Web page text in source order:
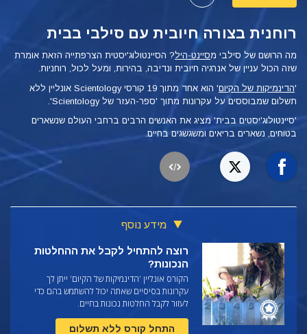
רוחנית בצורה חיובית עם סילבי בבית
מה הרושם של סילבי מסיינט-היל? הסיינטולוג'יסטית הצרפתייה הזאת אומרת
שזה הכול עניין של אנרגיה חיובית ונדיבה, בהירות, ומעל לכול, רוחניות.
'הדינמיקות של הקיום'
הוא אחד מתוך 19 קורסי Scientology אונליין ללא
תשלום שמבוססים על עקרונות מתוך 'ספר-העזר של Scientology'.
'סיינטולוג'יסטים בבית' מציג את האנשים הרבים ברחבי העולם שנשארים
בטוחים, נשארים בריאים ומשגשגים בחיים.
מידע נוסף
רוצה להתחיל לקבל את ההחלטות
הנכונות?
הקורס אונליין 'הדינמיקות של הקיום' ייתן לך
עקרונות בסיסיים שאתה יכול להשתמש בהם כדי
לעזור לקבל החלטות נכונות בחיים.
התחל קורס ללא תשלום